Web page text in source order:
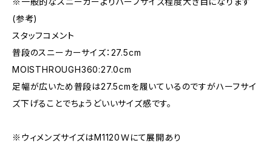
(参考)
スタッフコメント
普段のスニーカーサイズ：27.5cm
MOISTHROUGH360:27.0cm
足幅が広いため普段は27.5cmを履いているのですがハーフサイ
ズ下げることでちょうどいいサイズ感です。
※ウィメンズサイズはM1120Ｗにて展開あり